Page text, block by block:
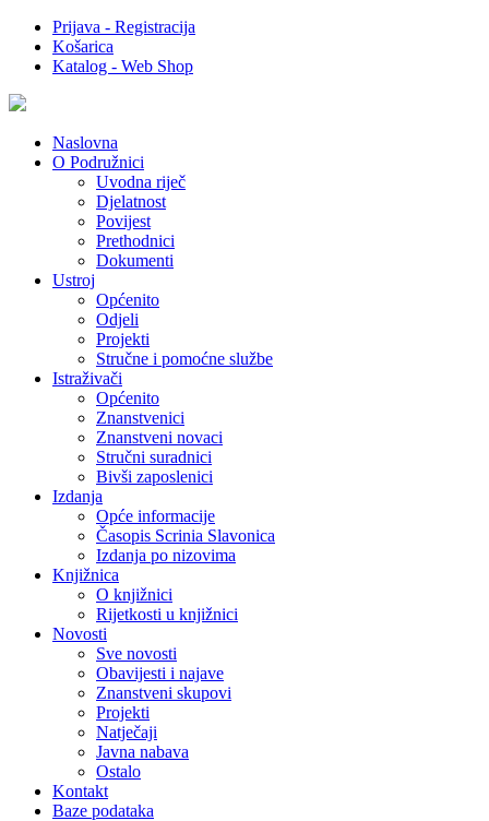
Prijava - Registracija
Košarica
Katalog - Web Shop
Naslovna
O Podružnici
Uvodna riječ
Djelatnost
Povijest
Prethodnici
Dokumenti
Ustroj
Općenito
Odjeli
Projekti
Stručne i pomoćne službe
Istraživači
Općenito
Znanstvenici
Znanstveni novaci
Stručni suradnici
Bivši zaposlenici
Izdanja
Opće informacije
Časopis Scrinia Slavonica
Izdanja po nizovima
Knjižnica
O knjižnici
Rijetkosti u knjižnici
Novosti
Sve novosti
Obavijesti i najave
Znanstveni skupovi
Projekti
Natječaji
Javna nabava
Ostalo
Kontakt
Baze podataka